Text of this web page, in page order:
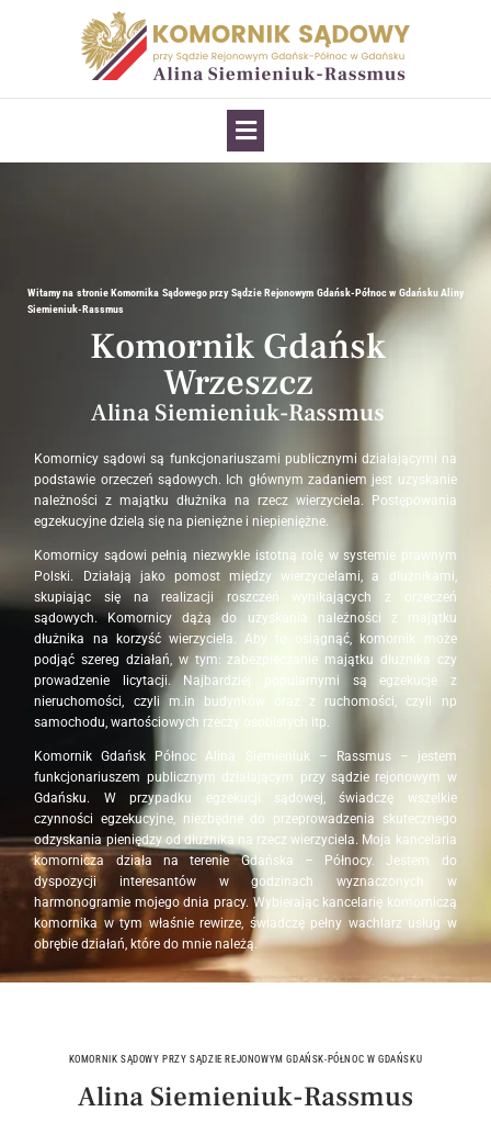
Witamy na stronie Komornika Sądowego przy Sądzie Rejonowym Gdańsk-Północ w Gdańsku Aliny
Siemieniuk-Rassmus
Komornik Gdańsk
Wrzeszcz
Alina Siemieniuk-Rassmus
Komornicy sądowi są funkcjonariuszami publicznymi działającymi na
podstawie orzeczeń sądowych. Ich głównym zadaniem jest uzyskanie
należności z majątku dłużnika na rzecz wierzyciela. Postępowania
egzekucyjne dzielą się na pieniężne i niepieniężne.
Komornicy sądowi pełnią niezwykle istotną rolę w systemie prawnym
Polski. Działają jako pomost między wierzycielami, a dłużnikami,
skupiając się na realizacji roszczeń wynikających z orzeczeń
sądowych. Komornicy dążą do uzyskania należności z majątku
dłużnika na korzyść wierzyciela. Aby to osiągnąć, komornik może
podjąć szereg działań, w tym: zabezpieczanie majątku dłużnika czy
prowadzenie licytacji. Najbardziej popularnymi są egzekucje z
nieruchomości, czyli m.in budynków oraz z ruchomości, czyli np
samochodu, wartościowych rzeczy osobistych itp.
Komornik Gdańsk Północ Alina Siemieniuk – Rassmus – jestem
funkcjonariuszem publicznym działającym przy sądzie rejonowym w
Gdańsku. W przypadku egzekucji sądowej, świadczę wszelkie
czynności egzekucyjne, niezbędne do przeprowadzenia skutecznego
odzyskania pieniędzy od dłużnika na rzecz wierzyciela. Moja kancelaria
komornicza działa na terenie Gdańska – Północy. Jestem do
dyspozycji interesantów w godzinach wyznaczonych w
harmonogramie mojego dnia pracy. Wybierając kancelarię komorniczą
komornika w tym właśnie rewirze, świadczę pełny wachlarz usług w
obrębie działań, które do mnie należą.
KOMORNIK SĄDOWY PRZY SĄDZIE REJONOWYM GDAŃSK-PÓŁNOC W GDAŃSKU
Alina Siemieniuk-Rassmus